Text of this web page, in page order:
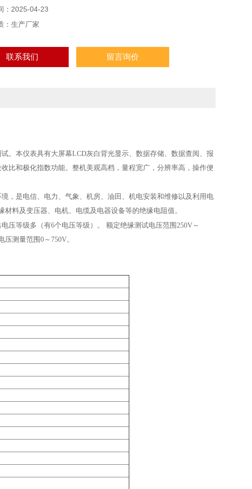
：2025-04-23
：生产厂家
联系我们 留言询价
。本仪表具有大屏幕LCD灰白背光显示、数据存储、数据查阅、报
比和极化指数功能。整机美观高档，量程宽广，分辨率高，操作便
，是电信、电力、气象、机房、油田、机电安装和维修以及利用电
料及变压器、电机、电缆及电器设备等的绝缘电阻值。
压等级多（有6个电压等级）。 额定绝缘测试电压范围250V～
测量范围0～750V。